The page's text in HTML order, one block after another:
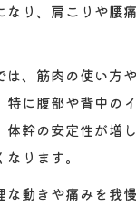
なり、肩こりや腰
は、筋肉の使い方
特に腹部や背中の
体幹の安定性が増
ります。
な動きや痛みを我